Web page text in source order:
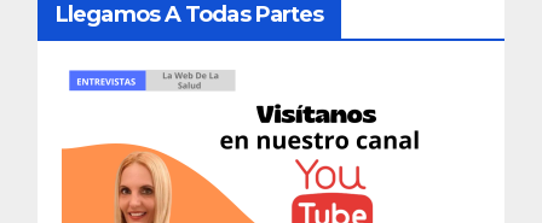
Llegamos A Todas Partes